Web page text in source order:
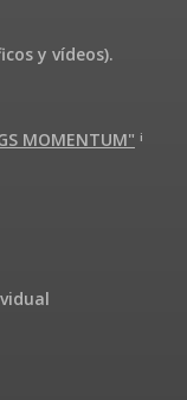
y vídeos).
MOMENTUM" ¡